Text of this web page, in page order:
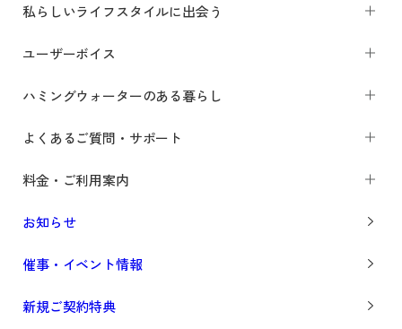
私らしいライフスタイルに出会う
ユーザーボイス
ハミングウォーターのある暮らし
よくあるご質問・サポート
料金・ご利用案内
お知らせ
催事・イベント情報
新規ご契約特典